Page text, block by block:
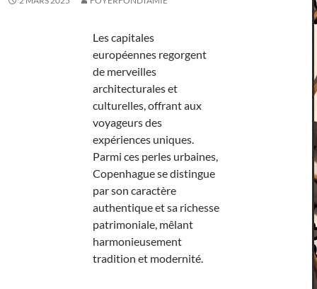
Les capitales
européennes regorgent
de merveilles
architecturales et
culturelles, offrant aux
voyageurs des
expériences uniques.
Parmi ces perles urbaines,
Copenhague se distingue
par son caractère
authentique et sa richesse
patrimoniale, mêlant
harmonieusement
tradition et modernité.